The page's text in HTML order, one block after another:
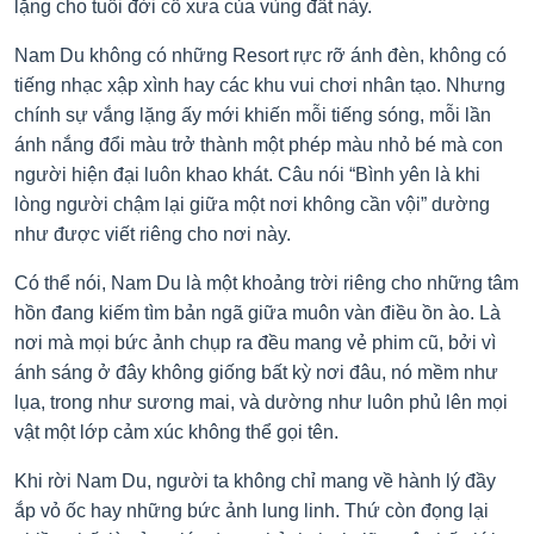
lặng cho tuổi đời cổ xưa của vùng đất này.
Nam Du không có những Resort rực rỡ ánh đèn, không có
tiếng nhạc xập xình hay các khu vui chơi nhân tạo. Nhưng
chính sự vắng lặng ấy mới khiến mỗi tiếng sóng, mỗi lần
ánh nắng đổi màu trở thành một phép màu nhỏ bé mà con
người hiện đại luôn khao khát. Câu nói “Bình yên là khi
lòng người chậm lại giữa một nơi không cần vội” dường
như được viết riêng cho nơi này.
Có thể nói, Nam Du là một khoảng trời riêng cho những tâm
hồn đang kiếm tìm bản ngã giữa muôn vàn điều ồn ào. Là
nơi mà mọi bức ảnh chụp ra đều mang vẻ phim cũ, bởi vì
ánh sáng ở đây không giống bất kỳ nơi đâu, nó mềm như
lụa, trong như sương mai, và dường như luôn phủ lên mọi
vật một lớp cảm xúc không thể gọi tên.
Khi rời Nam Du, người ta không chỉ mang về hành lý đầy
ắp vỏ ốc hay những bức ảnh lung linh. Thứ còn đọng lại